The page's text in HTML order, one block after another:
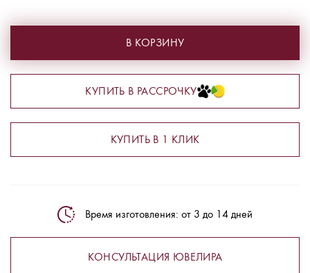
В КОРЗИНУ
КУПИТЬ В РАССРОЧКУ
КУПИТЬ В 1 КЛИК
Время изготовления: от 3 до 14 дней
КОНСУЛЬТАЦИЯ ЮВЕЛИРА